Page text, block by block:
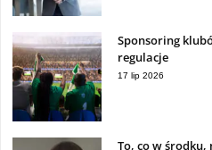
Sponsoring
regulacje
17 lip 2026
To, co w środku,